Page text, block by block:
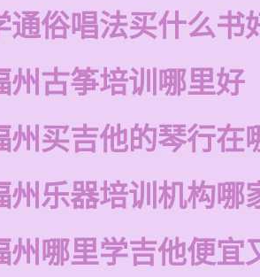
通俗唱法买什么书
州古筝培训哪里好
州买吉他的琴行在
州乐器培训机构哪
州哪里学吉他便宜